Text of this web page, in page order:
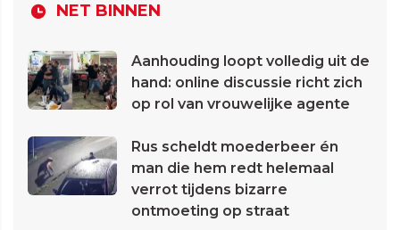
NET BINNEN
Aanhouding loopt volledig uit de
hand: online discussie richt zich
op rol van vrouwelijke agente
Rus scheldt moederbeer én
man die hem redt helemaal
verrot tijdens bizarre
ontmoeting op straat